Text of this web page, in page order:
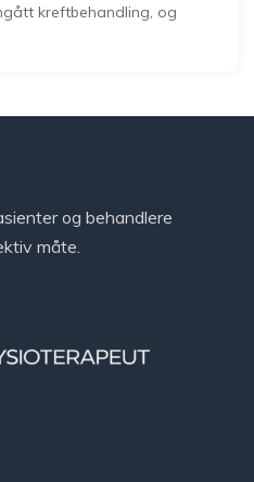
kreftbehandling, og
og behandlere
måte.